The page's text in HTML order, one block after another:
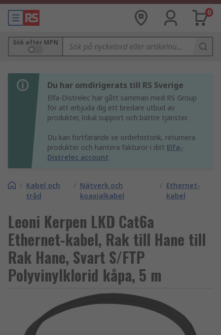
0
Sök efter MPN
Du har omdirigerats till RS Sverige
Elfa-Distrelec har gått samman med RS Group
för att erbjuda dig ett bredare utbud av
produkter, lokal support och bättre tjänster.
Du kan fortfarande se orderhistorik, returnera
produkter och hantera fakturor i ditt Elfa-
Distrelec account
/ Kabel och
tråd
/ Nätverk och
koaxialkabel
/ Ethernet-
kabel
Leoni Kerpen LKD Cat6a
Ethernet-kabel, Rak till Hane till
Rak Hane, Svart S/FTP
Polyvinylklorid kåpa, 5 m